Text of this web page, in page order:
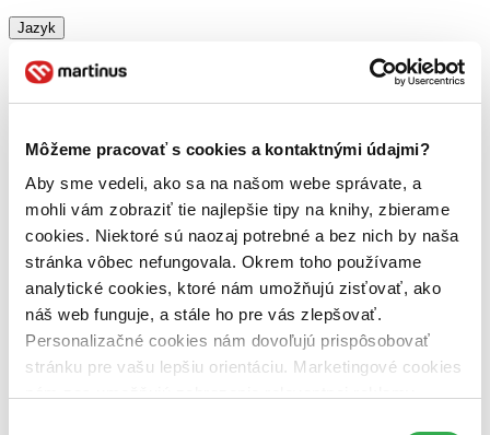
Môžeme pracovať s cookies a kontaktnými údajmi?
Aby sme vedeli, ako sa na našom webe správate, a
mohli vám zobraziť tie najlepšie tipy na knihy, zbierame
cookies. Niektoré sú naozaj potrebné a bez nich by naša
stránka vôbec nefungovala. Okrem toho používame
analytické cookies, ktoré nám umožňujú zisťovať, ako
náš web funguje, a stále ho pre vás zlepšovať.
Personalizačné cookies nám dovoľujú prispôsobovať
stránku pre vašu lepšiu orientáciu. Marketingové cookies
Jazyk
cudzí jazyk (1 titul)
Väzba
brožovaná väzba (1 titul) brožovaná väzba
Zúžiť výber
Zoradiť